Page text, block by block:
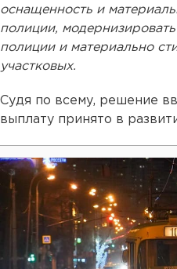
оснащенность и
полиции,
полиции и материально
участковых.
Судя по всему, решение
выплату принято в